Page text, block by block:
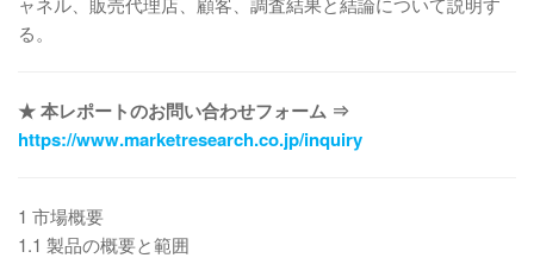
る。
★ 本レポートのお問い合わせフォーム ⇒
https://www.marketresearch.co.jp/inquiry
1 市場概要
1.1 製品の概要と範囲